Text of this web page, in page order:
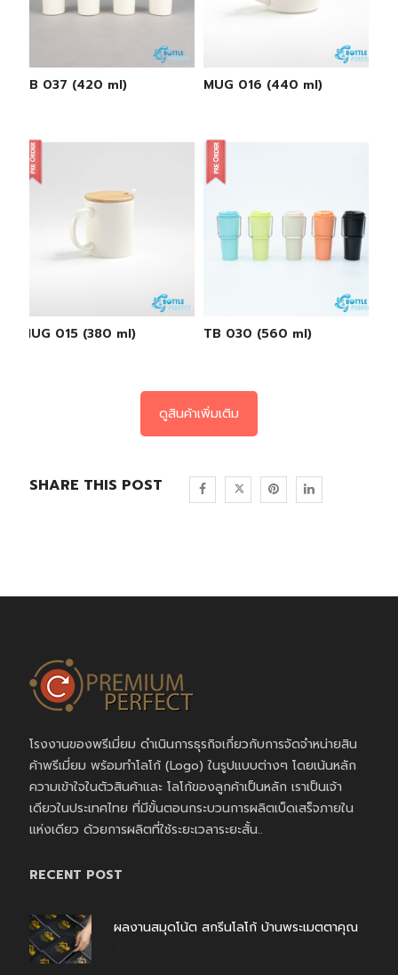
TB 037 (420 ml) MUG 016 (440 ml)
MUG 015 (380 ml) TB 030 (560 ml)
ดูสินค้าเพิ่มเติม
SHARE THIS POST
โรงงานของพรีเมี่ยม ดำเนินการธุรกิจเกี่ยวกับการจัดจำหน่ายสิน
ค้าพรีเมี่ยม พร้อมทำโลโก้ (Logo) ในรูปแบบต่างๆ โดยเน้นหลัก
ความเข้าใจในตัวสินค้าและ โลโก้ของลูกค้าเป็นหลัก เราเป็นเจ้า
เดียวในประเทศไทย ที่มีขั้นตอนกระบวนการผลิตเบ็ดเสร็จภายใน
แห่งเดียว ด้วยการผลิตที่ใช้ระยะเวลาระยะสั้น..
RECENT POST
ผลงานสมุดโน้ต สกรีนโลโก้ บ้านพระเมตตาคุณ